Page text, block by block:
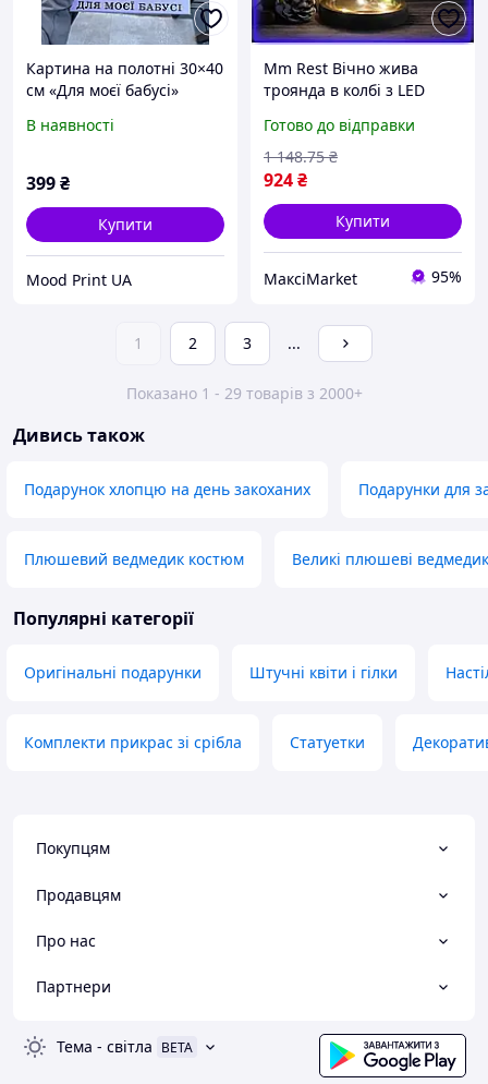
Картина на полотні 30×40
см «Для моєї бабусі»
бабусі від внучки
В наявності
399₴
Купити
Mood Print UA
Mm Rest Вічно жива
троянда в колбі з LED
романтичний подарунок
для жінки декор Maxi7\Q
Готово до відправки
924₴
1 148.75 ₴
Купити
МаксіMarket 95%
1 2 3 ...
Показано 1 - 29 товарів з 2000+
Дивись також
Подарунок хлопцю на день закоханих Подарунки для
Плюшевий ведмедик костюм Великі плюшеві
Популярні категорії
Оригінальні подарунки Штучні квіти і гілки
Комплекти прикрас зі срібла Статуетки
Покупцям
Продавцям
Про нас
Партнери
Тема - світла BETA